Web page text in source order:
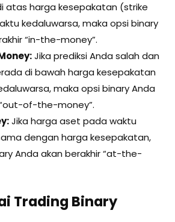
atas harga kesepakatan (strike
kedaluwarsa, maka opsi binary
“in-the-money”.
Jika prediksi Anda salah dan
di bawah harga kesepakatan
maka opsi binary Anda
of-the-money”.
Jika harga aset pada waktu
dengan harga kesepakatan,
Anda akan berakhir “at-the-
Trading Binary